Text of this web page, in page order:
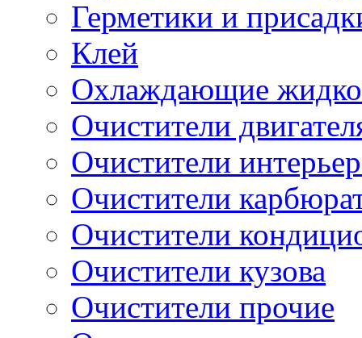
Герметики и
Клей
Охлаждающие
Очистители
Очистители
Очистители
Очистители
Очистители кузова
Очистители прочие